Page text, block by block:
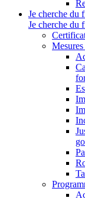
Je cherche du
Je cherche du